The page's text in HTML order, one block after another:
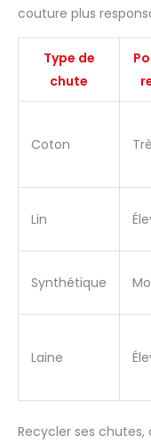
couture plus
Type de
chute
Coton
Lin
Synthétique
Laine
Recycler ses chutes,